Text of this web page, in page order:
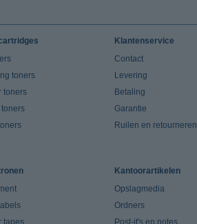
toners
toners
Klantenservice
Contact
Levering
Betaling
Garantie
Ruilen en retourneren
tapes
Kantoorartikelen
Opslagmedia
Ordners
Post-it's en notes